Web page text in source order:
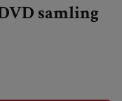
samling